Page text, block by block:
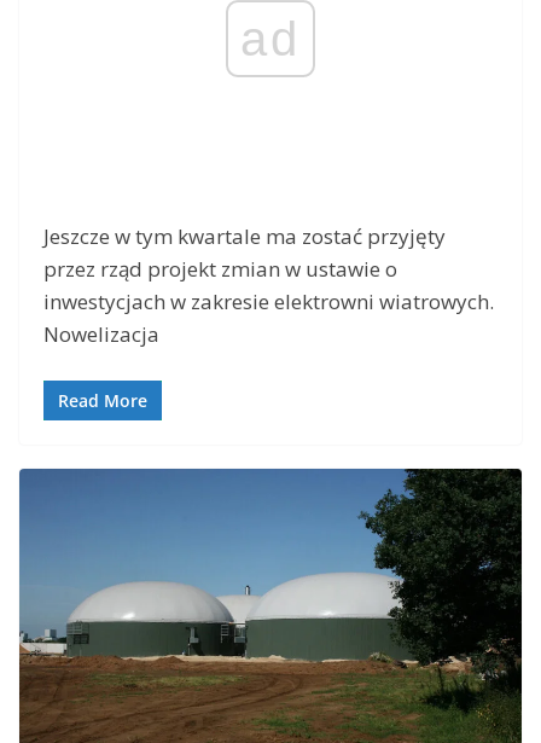
ad
Jeszcze w tym kwartale ma zostać przyjęty
przez rząd projekt zmian w ustawie o
inwestycjach w zakresie elektrowni wiatrowych.
Nowelizacja
Read More